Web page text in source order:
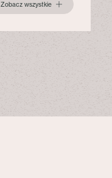
Zobacz wszystkie